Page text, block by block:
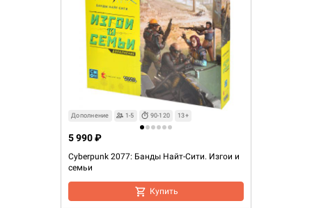
Дополнение 1-5 90-120 13+
Cyberpunk 2077: Банды Найт-Сити. Изгои и
семьи
5 990 ₽
Купить